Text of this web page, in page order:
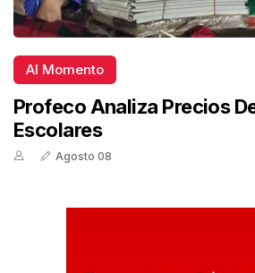
Al Momento
Profeco Analiza Precios
Escolares
Agosto 08